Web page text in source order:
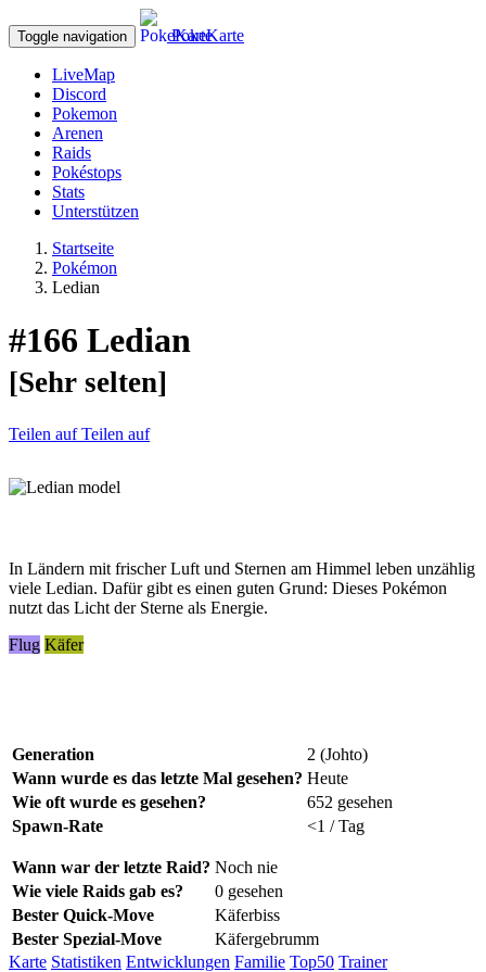
Toggle navigation PokeKarte
LiveMap
Discord
Pokemon
Arenen
Raids
Pokéstops
Stats
Unterstützen
Startseite
Pokémon
Ledian
#166 Ledian
[Sehr selten]
Teilen aufTeilen auf
In Ländern mit frischer Luft und Sternen am Himmel leben unzählig
viele Ledian. Dafür gibt es einen guten Grund: Dieses Pokémon
nutzt das Licht der Sterne als Energie.
Flug Käfer
Generation
2 (Johto)
Wann wurde es das letzte Mal gesehen? Heute
Wie oft wurde es gesehen?
652 gesehen
Spawn-Rate
<1 / Tag
Wann war der letzte Raid? Noch nie
Wie viele Raids gab es?
0 gesehen
Bester Quick-Move
Käferbiss
Bester Spezial-Move
Käfergebrumm
Karte Statistiken Entwicklungen Familie Top50 Trainer